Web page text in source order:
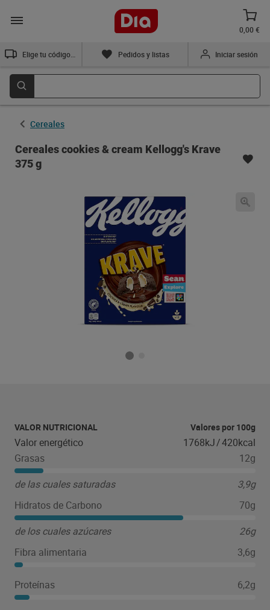
0,00 €
Pedidos y listas Iniciar sesión
Cereales
Cereales cookies & cream Kellogg's Krave
375 g
VALOR NUTRICIONAL Valores por 100g
Valor energético 1768kJ/420kcal
Grasas
12g
de las cuales saturadas
3,9g
Hidratos de Carbono
70g
de los cuales azúcares
26g
Fibra alimentaria
3,6g
Proteínas 6,2g